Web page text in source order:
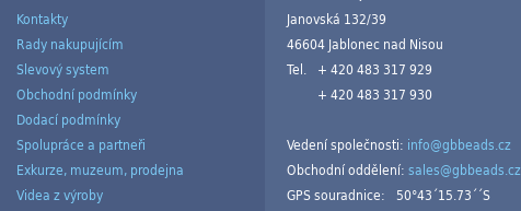
Kontakty
Rady nakupujícím
Slevový system
Obchodní podmínky
Dodací podmínky
Spolupráce a partneři
Exkurze, muzeum, prodejna
Videa z výroby
Janovská 132/39
46604 Jablonec nad Nisou
Tel.
+ 420 483 317 929
+ 420 483 317 930
Vedení společnosti: info@gbbeads.cz
Obchodní oddělení: sales@gbbeads.cz
GPS souradnice:
50°43´15.73´´S